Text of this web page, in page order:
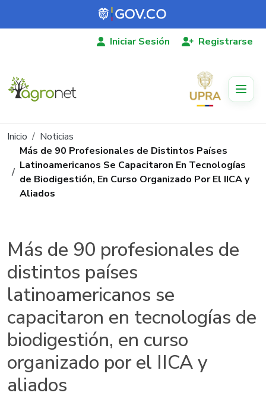
Pasar al contenido principal
Iniciar Sesión Registrarse
Ruta de navegación
Inicio
Noticias
Más de 90 Profesionales de Distintos Países
Latinoamericanos Se Capacitaron En Tecnologías
de Biodigestión, En Curso Organizado Por El IICA y
Aliados
Más de 90 profesionales de
distintos países
latinoamericanos se
capacitaron en tecnologías de
biodigestión, en curso
organizado por el IICA y
aliados